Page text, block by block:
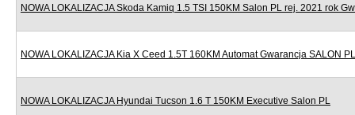
NOWA LOKALIZACJA Skoda Kamiq 1.5 TSI 150KM Salon PL rej. 2021 rok
NOWA LOKALIZACJA Kia X Ceed 1.5T 160KM Automat Gwarancja SALON PL
NOWA LOKALIZACJA Hyundai Tucson 1.6 T 150KM Executive Salon PL